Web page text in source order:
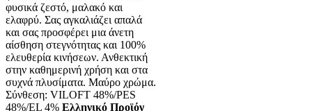
φυσικά ζεστό, μαλακό και
ελαφρύ. Σας αγκαλιάζει απαλά
και σας προσφέρει μια άνετη
αίσθηση στεγνότητας και 100%
ελευθερία κινήσεων. Ανθεκτική
στην καθημερινή χρήση και στα
συχνά πλυσίματα. Μαύρο χρώμα.
Σύνθεση: VILOFT 48%/PES
48%/EL 4% Ελληνικό Προϊόν